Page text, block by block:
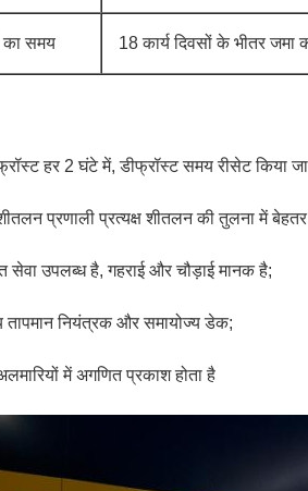
का समय 18 कार्य दिवसों के भीतर जमा
हर 2 घंटे में, डीफ्रॉस्ट समय रीसेट किया
प्रणाली प्रत्यक्ष शीतलन की तुलना में बेहतर
उपलब्ध है, गहराई और चौड़ाई मानक है;
तापमान नियंत्रक और समायोज्य डेक;
में अगणित प्रकाश होता है